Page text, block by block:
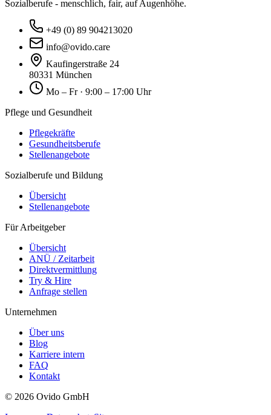
Sozialberufe - menschlich, fair, auf Augenhöhe.
+49 (0) 89 904213020
info@ovido.care
Kaufingerstraße 24
80331 München
Mo – Fr · 9:00 – 17:00 Uhr
Pflege und Gesundheit
Pflegekräfte
Gesundheitsberufe
Stellenangebote
Sozialberufe und Bildung
Übersicht
Stellenangebote
Für Arbeitgeber
Übersicht
ANÜ / Zeitarbeit
Direktvermittlung
Try & Hire
Anfrage stellen
Unternehmen
Über uns
Blog
Karriere intern
FAQ
Kontakt
© 2026 Ovido GmbH